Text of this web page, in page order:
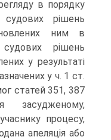
в порядку
рішень
ним в
рішень
у результаті
у ч. 1 ст.
статей 351, 387
засудженому,
процесу,
апеляція або